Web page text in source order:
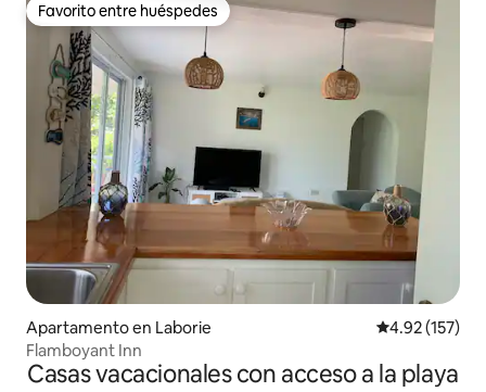
Favorito entre huéspedes
Favorito entre huéspedes
Apartamento en Laborie Calificación
4.92 (157)
Flamboyant Inn
Casas vacacionales con acceso a la playa